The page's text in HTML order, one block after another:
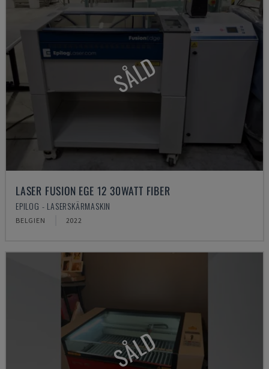
SÅLD
LASER FUSION EGE 12 30WATT FIBER
EPILOG - LASERSKÄRMASKIN
BELGIEN 2022
SÅLD